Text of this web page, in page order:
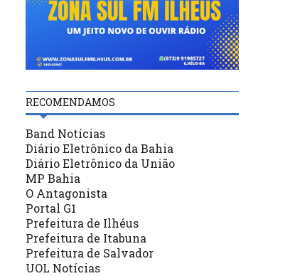
AACRRI homenageia pais
catadores com café da
manhã e presentes
Prefeito Augusto
anuncia novos recursos
a ampliação do
no Hospital de Base
RECOMENDAMOS
Band Notícias
Diário Eletrônico da Bahia
Diário Eletrônico da União
MP Bahia
O Antagonista
Portal G1
Prefeitura de Ilhéus
Prefeitura de Itabuna
Prefeitura de Salvador
UOL Notícias